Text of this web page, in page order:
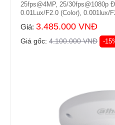
25fps@4MP, 25/30fps@1080p
0.01Lux/F2.0 (Color), 0.001lux/
Giá: 3.485.000 VNĐ
Giá gốc: 4.100.000 VNĐ -